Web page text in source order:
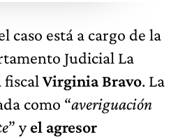
caso está a cargo de la
Judicial La
fiscal Virginia Bravo. La
como “averiguación
” yel agresor